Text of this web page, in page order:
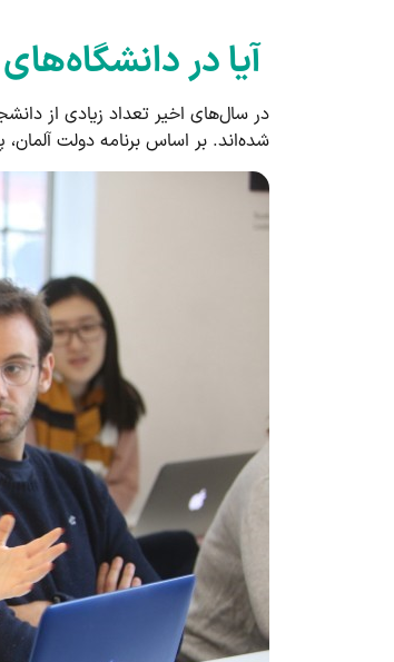
آیا در
در سال‌های اخیر تعداد زیادی از
شده‌اند. بر اساس برنامه دولت